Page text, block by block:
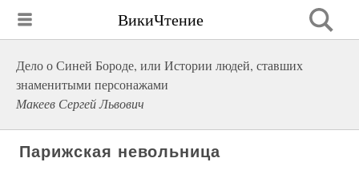
ВикиЧтение
Дело о Синей Бороде, или Истории людей, ставших
знаменитыми персонажами
Макеев Сергей Львович
Парижская невольница